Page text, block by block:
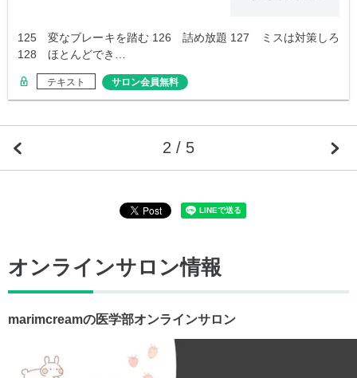
125 変なブレーキを踏む 126 詰め放題 127 ミスは対策しろ
128 ほとんどでき…
テキスト サロン会員無料
2 / 5
オンラインサロン情報
marimcreamの医学部オンラインサロン